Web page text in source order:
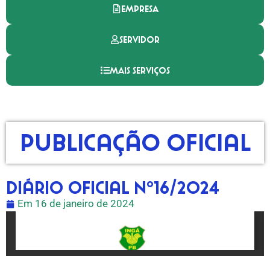
EMPRESA
SERVIDOR
MAIS SERVIÇOS
Publicação Oficial
Diário Oficial nº16/2024
Em 16 de janeiro de 2024